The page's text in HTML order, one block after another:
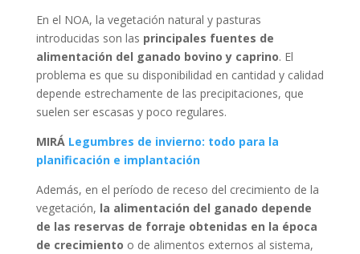
En el NOA, la vegetación natural y pasturas
introducidas son las principales fuentes de
alimentación del ganado bovino y caprino. El
problema es que su disponibilidad en cantidad y calidad
depende estrechamente de las precipitaciones, que
suelen ser escasas y poco regulares.
MIRÁ Legumbres de invierno: todo para la
planificación e implantación
Además, en el período de receso del crecimiento de la
vegetación, la alimentación del ganado depende
de las reservas de forraje obtenidas en la época
de crecimiento o de alimentos externos al sistema,